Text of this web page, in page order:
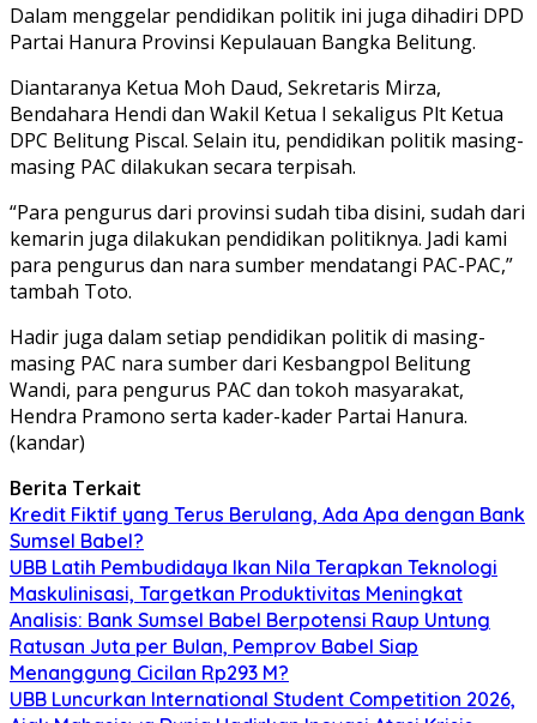
Dalam menggelar pendidikan politik ini juga dihadiri DPD
Partai Hanura Provinsi Kepulauan Bangka Belitung.
Diantaranya Ketua Moh Daud, Sekretaris Mirza,
Bendahara Hendi dan Wakil Ketua I sekaligus Plt Ketua
DPC Belitung Piscal. Selain itu, pendidikan politik masing-
masing PAC dilakukan secara terpisah.
“Para pengurus dari provinsi sudah tiba disini, sudah dari
kemarin juga dilakukan pendidikan politiknya. Jadi kami
para pengurus dan nara sumber mendatangi PAC-PAC,”
tambah Toto.
Hadir juga dalam setiap pendidikan politik di masing-
masing PAC nara sumber dari Kesbangpol Belitung
Wandi, para pengurus PAC dan tokoh masyarakat,
Hendra Pramono serta kader-kader Partai Hanura.
(kandar)
Berita Terkait
Kredit Fiktif yang Terus Berulang, Ada Apa dengan Bank
Sumsel Babel?
UBB Latih Pembudidaya Ikan Nila Terapkan Teknologi
Maskulinisasi, Targetkan Produktivitas Meningkat
Analisis: Bank Sumsel Babel Berpotensi Raup Untung
Ratusan Juta per Bulan, Pemprov Babel Siap
Menanggung Cicilan Rp293 M?
UBB Luncurkan International Student Competition 2026,